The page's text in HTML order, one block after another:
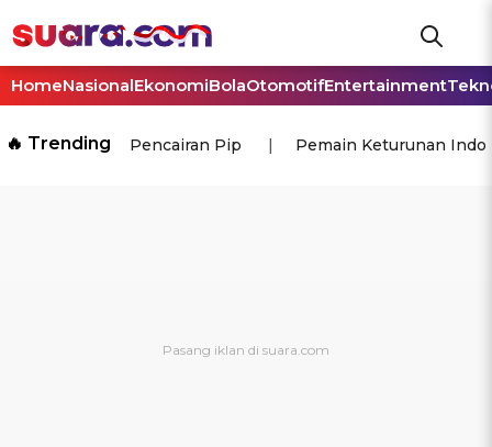
HomeNasionalEkonomiBolaOtomotifEntertainment
🔥 Trending Pencairan Pip Pemain Keturunan